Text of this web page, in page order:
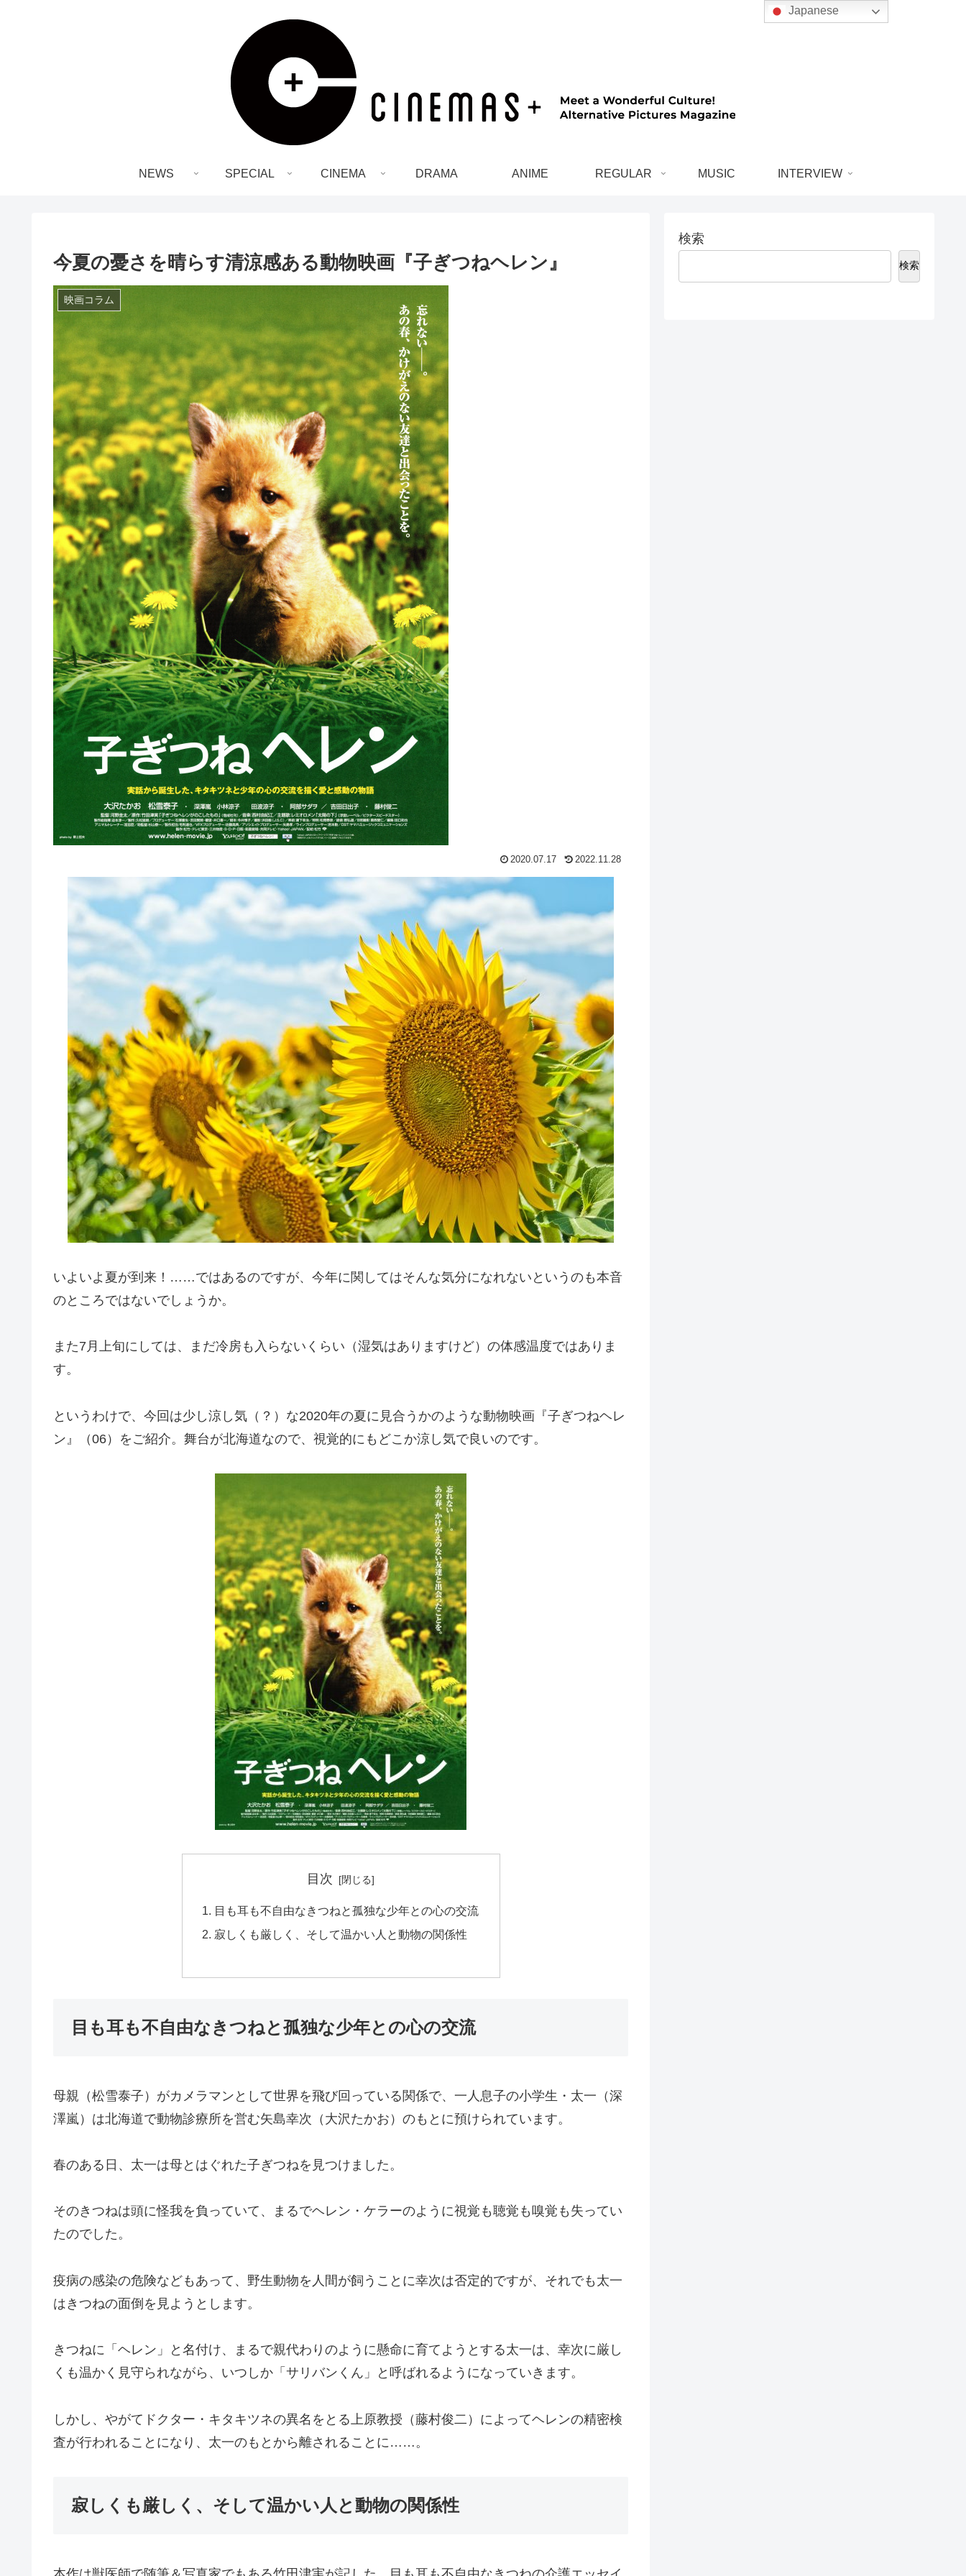
NEWS SPECIAL CINEMA DRAMA ANIME REGULAR MUSIC INTERVIEW
今夏の憂さを晴らす清涼感ある動物映画『子ぎつねヘレン』
映画コラム
2020.07.17 2022.11.28
いよいよ夏が到来！……ではあるのですが、今年に関してはそんな気分になれないというのも本音
のところではないでしょうか。
また7月上旬にしては、まだ冷房も入らないくらい（湿気はありますけど）の体感温度ではありま
す。
というわけで、今回は少し涼し気（？）な2020年の夏に見合うかのような動物映画『子ぎつねヘレ
ン』（06）をご紹介。舞台が北海道なので、視覚的にもどこか涼し気で良いのです。
目次
目も耳も不自由なきつねと孤独な少年との心の交流
寂しくも厳しく、そして温かい人と動物の関係性
目も耳も不自由なきつねと孤独な少年との心の交流
母親（松雪泰子）がカメラマンとして世界を飛び回っている関係で、一人息子の小学生・太一（深
澤嵐）は北海道で動物診療所を営む矢島幸次（大沢たかお）のもとに預けられています。
春のある日、太一は母とはぐれた子ぎつねを見つけました。
そのきつねは頭に怪我を負っていて、まるでヘレン・ケラーのように視覚も聴覚も嗅覚も失ってい
たのでした。
疫病の感染の危険などもあって、野生動物を人間が飼うことに幸次は否定的ですが、それでも太一
はきつねの面倒を見ようとします。
きつねに「ヘレン」と名付け、まるで親代わりのように懸命に育てようとする太一は、幸次に厳し
くも温かく見守られながら、いつしか「サリバンくん」と呼ばれるようになっていきます。
しかし、やがてドクター・キタキツネの異名をとる上原教授（藤村俊二）によってヘレンの精密検
査が行われることになり、太一のもとから離されることに……。
寂しくも厳しく、そして温かい人と動物の関係性
検索
検索
Japanese